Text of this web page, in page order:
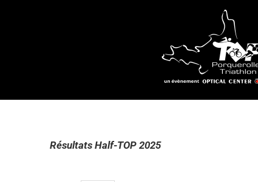
Résultats Half-TOP 2025